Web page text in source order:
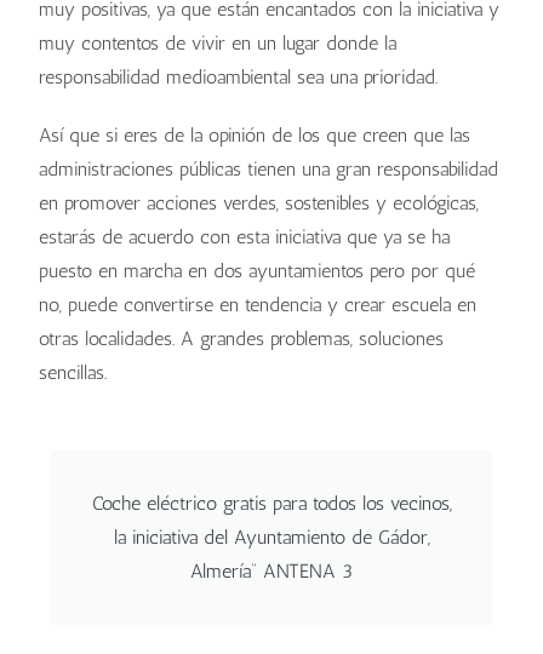
muy positivas, ya que están encantados con la iniciativa y
muy contentos de vivir en un lugar donde la
responsabilidad medioambiental sea una prioridad.
Así que si eres de la opinión de los que creen que las
administraciones públicas tienen una gran responsabilidad
en promover acciones verdes, sostenibles y ecológicas,
estarás de acuerdo con esta iniciativa que ya se ha
puesto en marcha en dos ayuntamientos pero por qué
no, puede convertirse en tendencia y crear escuela en
otras localidades. A grandes problemas, soluciones
sencillas.
Coche eléctrico gratis para todos los vecinos,
la iniciativa del Ayuntamiento de Gádor,
Almería” ANTENA 3